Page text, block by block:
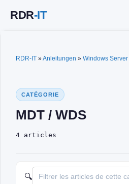
Inhalt
RDR-IT »Anleitungen » Windows Server
CATÉGORIE
MDT / WDS
4 articles
🔍